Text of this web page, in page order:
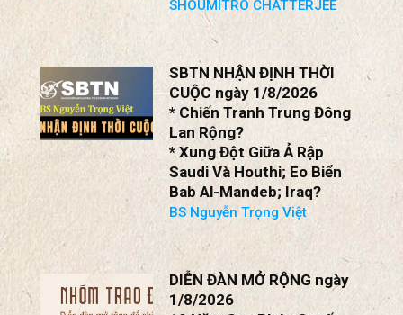
Chiến lược xuất khẩu của
Bắc Kinh đang kìm hãm
các nước nghèo
ARVIND SUBRAMANIAN,
SHOUMITRO CHATTERJEE
SBTN NHẬN ĐỊNH THỜI
CUỘC ngày 1/8/2026
* Chiến Tranh Trung Đông
* Xung Đột Giữa Ả Rập
Saudi Và Houthi; Eo Biển
Bab Al-Mandeb; Iraq?